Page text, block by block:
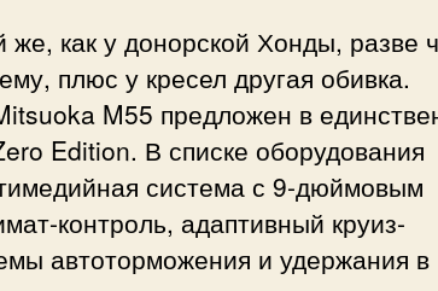
же, как у донорской Хонды, разве
плюс у кресел другая обивка.
M55 предложен в
Edition. В списке оборудования
система с 9-дюймовым
контроль, адаптивный круиз-
автоторможения и удержания в